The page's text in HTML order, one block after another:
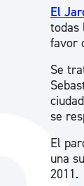
El
todas
favor
Se
se
El
una
2011.